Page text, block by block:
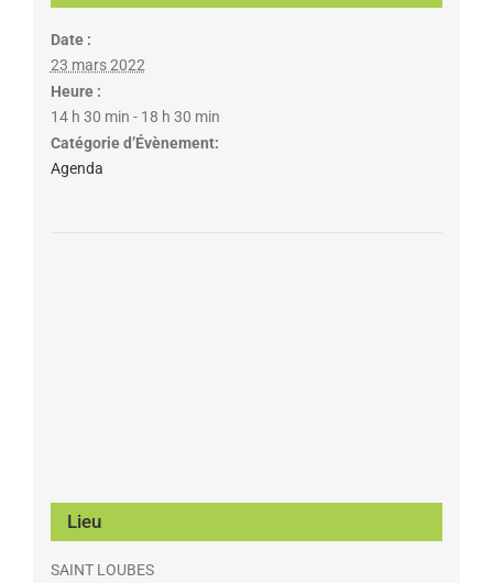
Date :
23 mars 2022
Heure :
14 h 30 min - 18 h 30 min
Catégorie d’Évènement:
Agenda
Lieu
SAINT LOUBES